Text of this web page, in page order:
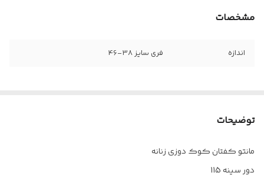
مشخصات
اندازه فری سایز 38-46
توضیحات
مانتو کفتان کوک دوزی زنانه
دور سینه 115